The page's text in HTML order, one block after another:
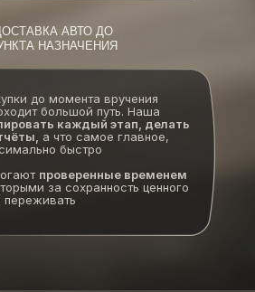
АВТО ДО
НАЗНАЧЕНИЯ
до момента вручения
большой путь. Наша
каждый этап, делать
а что самое главное,
быстро
проверенные временем
за сохранность ценного
переживать